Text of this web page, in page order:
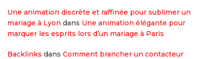
Une animation discrète et raffinée pour sublimer un
mariage à Lyon dans Une animation élégante pour
marquer les esprits lors d’un mariage à Paris
Backlinks dans Comment brancher un contacteur